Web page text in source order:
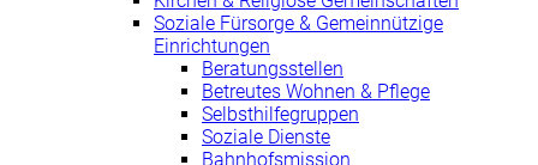
Soziale Fürsorge & Gemeinnützige
Einrichtungen
Beratungsstellen
Betreutes Wohnen & Pflege
Selbsthilfegruppen
Soziale Dienste
Bahnhofsmission